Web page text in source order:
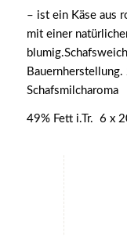
– ist ein Käse aus
mit einer
Schafsmilcharoma
49% Fett i.Tr. 6 x